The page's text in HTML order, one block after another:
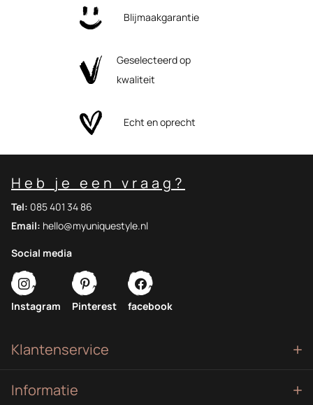
Blijmaakgarantie
Geselecteerd op
kwaliteit
Echt en oprecht
Klantenservice
Informatie
Heb je een vraag?
Tel: 085 401 34 86
Email: hello@myuniquestyle.nl
Social media
Instagram Pinterest facebook